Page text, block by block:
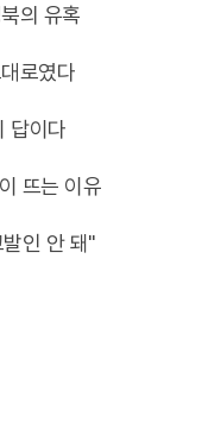
의 유혹
로였다
답이다
뜨는 이유
인 안 돼"